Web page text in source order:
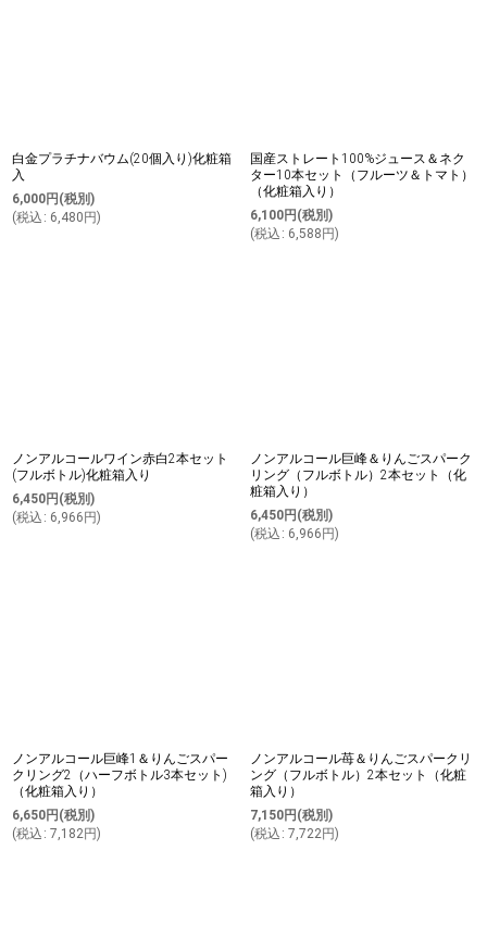
白金プラチナバウム(20個入り)化粧箱
入
6,000円 (税別)
(税込 : 6,480 円)
国産ストレート100%ジュース＆ネク
ター10本セット（フルーツ＆トマト）
（化粧箱入り）
6,100円 (税別)
(税込 : 6,588 円)
ノンアルコールワイン赤白2本セット
(フルボトル)化粧箱入り
6,450円 (税別)
(税込 : 6,966 円)
ノンアルコール巨峰＆りんごスパーク
リング（フルボトル）2本セット（化
粧箱入り）
6,450円 (税別)
(税込 : 6,966 円)
ノンアルコール巨峰1＆りんごスパー
クリング2（ハーフボトル3本セット)
（化粧箱入り）
6,650円 (税別)
(税込 : 7,182円)
ノンアルコール苺＆りんごスパークリ
ング（フルボトル）2本セット（化粧
箱入り）
7,150円 (税別)
(税込 : 7,722円)